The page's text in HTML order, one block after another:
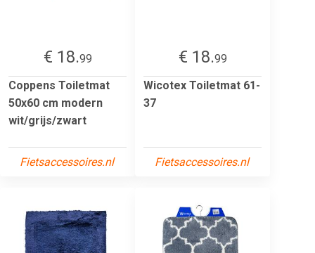
€ 18.99
Coppens Toiletmat
50x60 cm modern
wit/grijs/zwart
Fietsaccessoires.nl
€ 18.99
Wicotex Toiletmat 61-
37
Fietsaccessoires.nl